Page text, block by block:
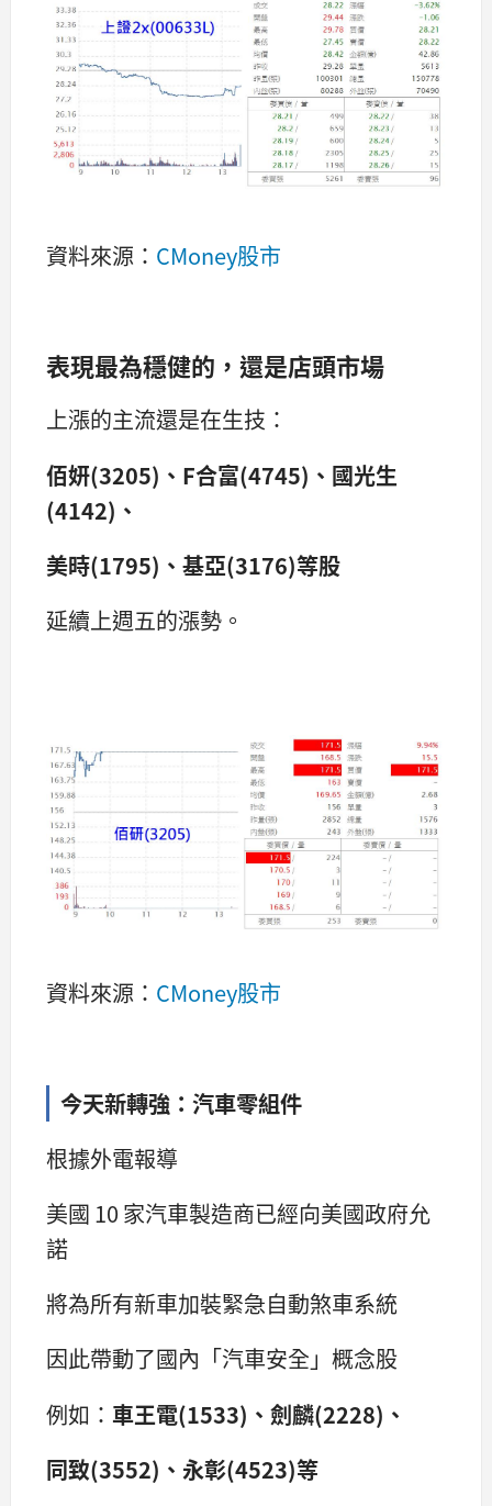
資料來源： CMoney股市
表現最為穩健的，還是店頭市場
上漲的主流還是在生技：
佰妍(3205)、F合富(4745)、國光生
(4142)、
美時(1795)、基亞(3176)等股
延續上週五的漲勢。
資料來源： CMoney股市
今天新轉強：汽車零組件
根據外電報導
美國 10 家汽車製造商已經向美國政府允
諾
將為所有新車加裝緊急自動煞車系統
因此帶動了國內「汽車安全」概念股
例如： 車王電(1533)、劍麟(2228)、
同致(3552)、永彰(4523)等